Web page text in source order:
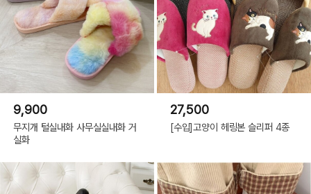
9,900
무지개 털실내화 사무실실내화 거
실화
27,500
[수입]고양이 헤링본 슬리퍼 4종